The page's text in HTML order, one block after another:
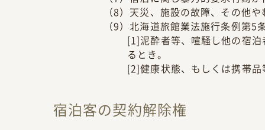
（8）天災、施設の故障、その他
（9）北海道旅館業法施行条例第
[1]泥酔者等、喧騒し他の宿
るとき。
[2]健康状態、もしくは携帯
宿泊客の契約解除権